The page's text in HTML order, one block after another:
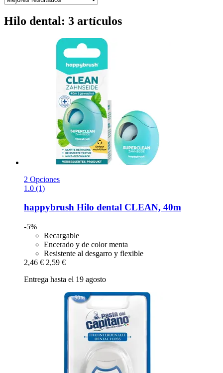
Hilo dental: 3 artículos
2 Opciones
1.0 (1)
happybrush Hilo dental CLEAN, 40m
-5%
Recargable
Encerado y de color menta
Resistente al desgarro y flexible
2,46 € 2,59 €
Entrega hasta el 19 agosto